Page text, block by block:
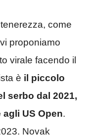
come
proponiamo
virale facendo il
è il piccolo
serbo dal 2021,
US Open.
Novak